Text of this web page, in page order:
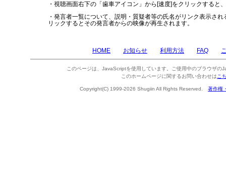
・視聴画面右下の「歯車アイコン」から[速度]をクリックすると
・発言者一覧について、説明・質疑者等の氏名がリンク表示さ
リックするとその発言者からの映像が再生されます。
HOME お知らせ 利用方法 FAQ
このページは、JavaScriptを使用しています。ご使用中のブラウザの
このホームページに関するお問い合わせは こ
Copyright(C) 1999-2026 Shugiin All Rights Reserved. 著作権